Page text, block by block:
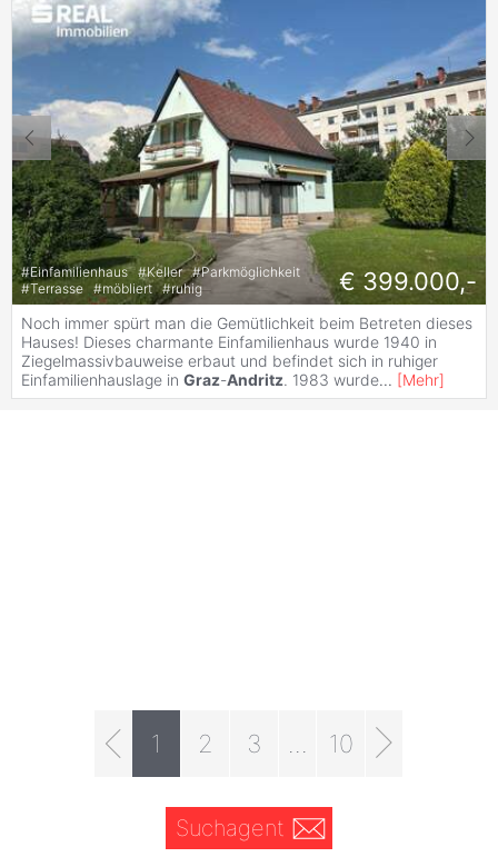
#Einfamilienhaus #Keller #Parkmöglichkeit
#Terrasse #möbliert #ruhig € 399.000,-
Noch immer spürt man die Gemütlichkeit beim Betreten dieses
Hauses! Dieses charmante Einfamilienhaus wurde 1940 in
Ziegelmassivbauweise erbaut und befindet sich in ruhiger
Einfamilienhauslage in Graz-Andritz. 1983 wurde... [Mehr]
1 2 3 ... 10
Suchagent